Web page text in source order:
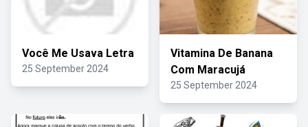
Você Me Usava Letra
25 September 2024
Vitamina De Banana
Com Maracujá
25 September 2024